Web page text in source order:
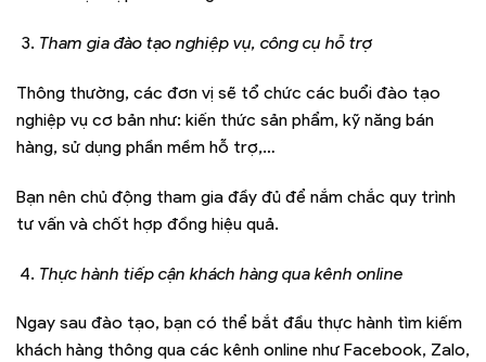
Tham gia đào tạo nghiệp vụ, công cụ hỗ trợ
Thông thường, các đơn vị sẽ tổ chức các buổi đào tạo
nghiệp vụ cơ bản như: kiến thức sản phẩm, kỹ năng bán
hàng, sử dụng phần mềm hỗ trợ,…
Bạn nên chủ động tham gia đầy đủ để nắm chắc quy trình
tư vấn và chốt hợp đồng hiệu quả.
Thực hành tiếp cận khách hàng qua kênh online
Ngay sau đào tạo, bạn có thể bắt đầu thực hành tìm kiếm
khách hàng thông qua các kênh online như Facebook, Zalo,